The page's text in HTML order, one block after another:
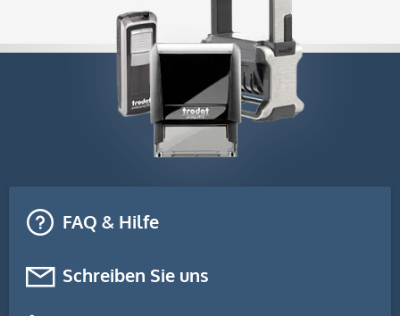
FAQ & Hilfe
Schreiben Sie uns